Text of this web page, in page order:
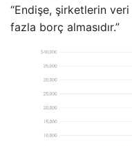
“Endişe, şirketlerin
fazla borç almasıdır.”